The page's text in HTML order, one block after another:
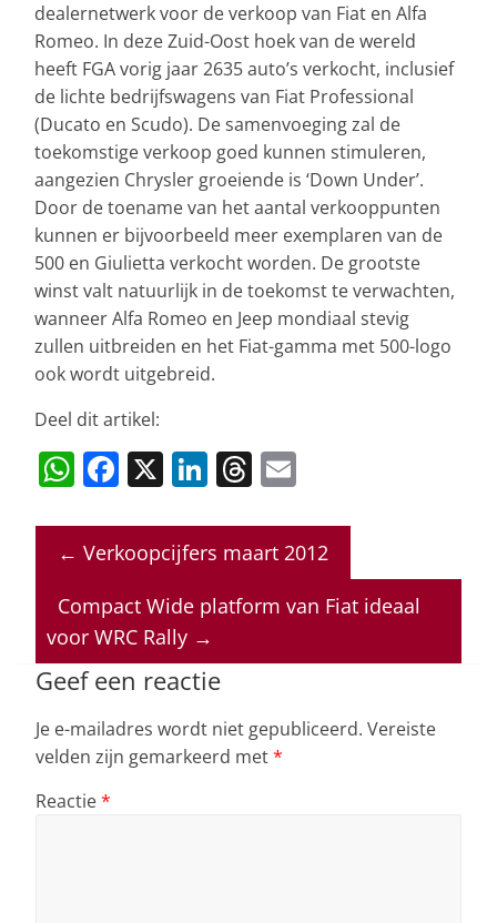
dealernetwerk voor de verkoop van Fiat en Alfa
Romeo. In deze Zuid-Oost hoek van de wereld
heeft FGA vorig jaar 2635 auto’s verkocht, inclusief
de lichte bedrijfswagens van Fiat Professional
(Ducato en Scudo). De samenvoeging zal de
toekomstige verkoop goed kunnen stimuleren,
aangezien Chrysler groeiende is ‘Down Under’.
Door de toename van het aantal verkooppunten
kunnen er bijvoorbeeld meer exemplaren van de
500 en Giulietta verkocht worden. De grootste
winst valt natuurlijk in de toekomst te verwachten,
wanneer Alfa Romeo en Jeep mondiaal stevig
zullen uitbreiden en het Fiat-gamma met 500-logo
ook wordt uitgebreid.
Deel dit artikel:
W
at
s
A
p
p
F
c
e
b
o
o
k
X Li
k
e
dI
n
T
re
a
d
ai
l
← Verkoopcijfers maart 2012
Compact Wide platform van Fiat ideaal
voor WRC Rally →
Geef een reactie
Je e-mailadres wordt niet gepubliceerd. Vereiste
velden zijn gemarkeerd met*
Reactie*